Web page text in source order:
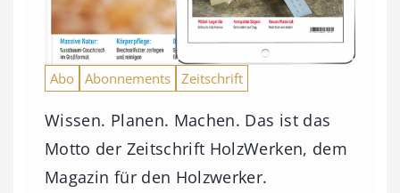
Abo Abonnements Zeitschrift
Wissen. Planen. Machen. Das ist das
Motto der Zeitschrift HolzWerken, dem
Magazin für den Holzwerker.